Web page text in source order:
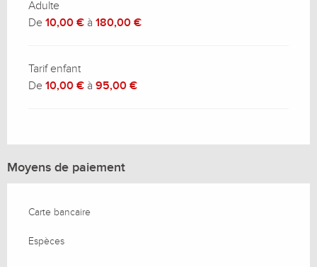
Adulte
De 10,00 € à 180,00 €
Tarif enfant
De 10,00 € à 95,00 €
Moyens de paiement
Carte bancaire
Espèces